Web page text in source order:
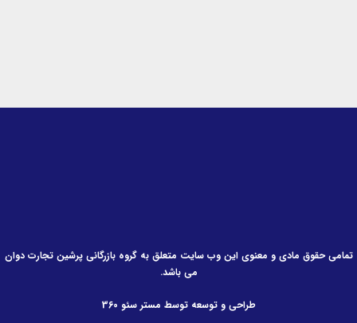
تمامی حقوق مادی و معنوی این وب سایت متعلق به گروه بازرگانی پرشین تجارت دوان
می باشد.
طراحی و توسعه توسط مستر سئو 360